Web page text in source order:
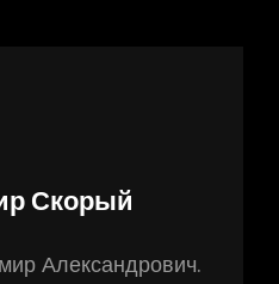
Скорый
Александрович.